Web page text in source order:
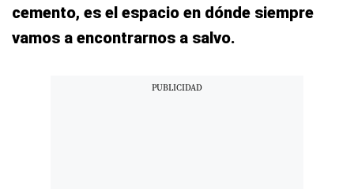
cemento, es el espacio en dónde siempre
vamos a encontrarnos a salvo.